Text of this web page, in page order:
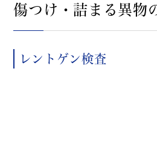
傷つけ・詰まる異物
レントゲン検査